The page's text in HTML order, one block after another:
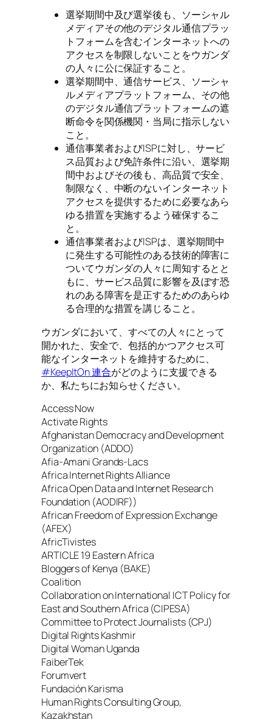
選挙期間中及び選挙後も、ソーシャル
メディアその他のデジタル通信プラッ
トフォームを含むインターネットへの
アクセスを制限しないことをウガンダ
の人々に公に保証すること。
選挙期間中、通信サービス、ソーシャ
ルメディアプラットフォーム、その他
のデジタル通信プラットフォームの遮
断命令を関係機関・当局に指示しない
こと。
通信事業者およびISPに対し、サービ
ス品質および免許条件に沿い、選挙期
間中およびその後も、高品質で安全、
制限なく、中断のないインターネット
アクセスを提供するために必要なあら
ゆる措置を実施するよう確保するこ
と。
通信事業者およびISPは、選挙期間中
に発生する可能性のある技術的障害に
ついてウガンダの人々に周知するとと
もに、サービス品質に影響を及ぼす恐
れのある障害を是正するためのあらゆ
る合理的な措置を講じること。
ウガンダにおいて、すべての人々にとって
開かれた、安全で、包括的かつアクセス可
能なインターネットを維持するために、
#KeepItOn 連合がどのように支援できる
か、私たちにお知らせください。
Access Now
Activate Rights
Afghanistan Democracy and Development
Organization (ADDO)
Afia-Amani Grands-Lacs
Africa Internet Rights Alliance
Africa Open Data and Internet Research
Foundation (AODIRF))
African Freedom of Expression Exchange
(AFEX)
AfricTivistes
ARTICLE 19 Eastern Africa
Bloggers of Kenya (BAKE)
Coalition
Collaboration on International ICT Policy for
East and Southern Africa (CIPESA)
Committee to Protect Journalists (CPJ)
Digital Rights Kashmir
Digital Woman Uganda
FaiberTek
Forumvert
Fundación Karisma
Human Rights Consulting Group,
Kazakhstan